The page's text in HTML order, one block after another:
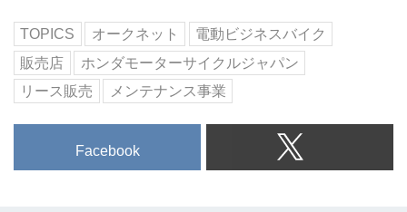
TOPICS オークネット
電動ビジネスバイク
販売店
ホンダモーターサイクルジャパン
リース販売
メンテナンス事業
Facebook